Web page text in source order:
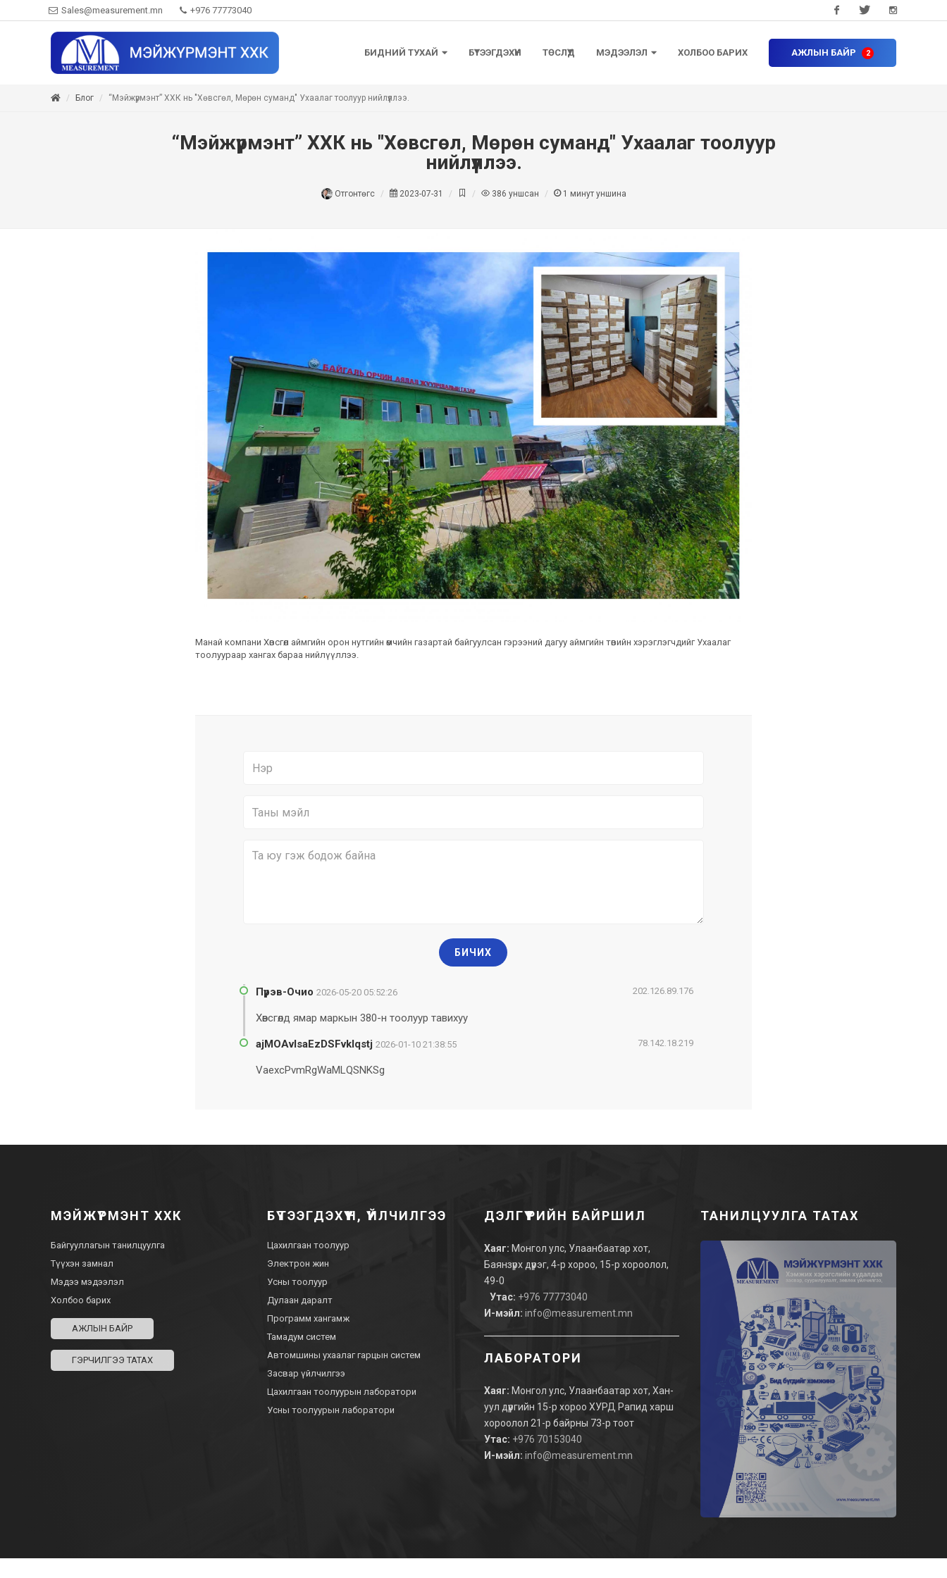
Sales@measurement.mn
+976 77773040
БИДНИЙ ТУХАЙ
БҮТЭЭГДЭХҮҮН ТӨСЛҮҮД МЭДЭЭЛЭЛ ХОЛБОО БАРИХ АЖЛЫН БАЙР
Блог “Мэйжүрмэнт” ХХК нь "Хөвсгөл, Мөрөн суманд" Ухаалаг тоолуур нийлүүллээ.
“Мэйжүрмэнт” ХХК нь "Хөвсгөл, Мөрөн суманд" Ухаалаг тоолуур
нийлүүллээ.
Отгонтөгс 2023-07-31 386 уншсан 1 минут уншина
Манай компани Хөвсгөл аймгийн орон нутгийн өмчийн газартай байгуулсан гэрээний дагуу аймгийн төвийн хэрэглэгчдийг Ухаалаг
тоолуураар хангах бараа нийлүүллээ.
БИЧИХ
Пүрэв-Очио 2026-05-20 05:52:26 202.126.89.176
Хөвсгөлд ямар маркын 380-н тоолуур тавихуу
ajMOAvIsaEzDSFvkIqstj 2026-01-10 21:38:55 78.142.18.219
VaexcPvmRgWaMLQSNKSg
МЭЙЖҮРМЭНТ ХХК
Байгууллагын танилцуулга
Түүхэн замнал
Мэдээ мэдээлэл
Холбоо барих
АЖЛЫН БАЙР
ГЭРЧИЛГЭЭ ТАТАХ
БҮТЭЭГДЭХҮҮН, ҮЙЛЧИЛГЭЭ
Цахилгаан тоолуур
Электрон жин
Усны тоолуур
Дулаан даралт
Программ хангамж
Тамадум систем
Автомшины ухаалаг гарцын систем
Засвар үйлчилгээ
Цахилгаан тоолуурын лаборатори
Усны тоолуурын лаборатори
ДЭЛГҮҮРИЙН БАЙРШИЛ
Хаяг: Монгол улс, Улаанбаатар хот,
Баянзүрх дүүрэг, 4-р хороо, 15-р хороолол,
49-0
Утас: +976 77773040
И-мэйл: info@measurement.mn
ЛАБОРАТОРИ
Хаяг: Монгол улс, Улаанбаатар хот, Хан-
уул дүүргийн 15-р хороо ХУРД Рапид харш
хороолол 21-р байрны 73-р тоот
Утас: +976 70153040
И-мэйл: info@measurement.mn
ТАНИЛЦУУЛГА ТАТАХ